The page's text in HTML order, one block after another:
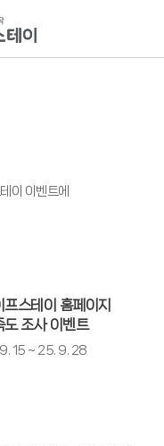
이 이벤트에
프스테이 홈페이지
도 조사 이벤트
15 ~ 25. 9. 28